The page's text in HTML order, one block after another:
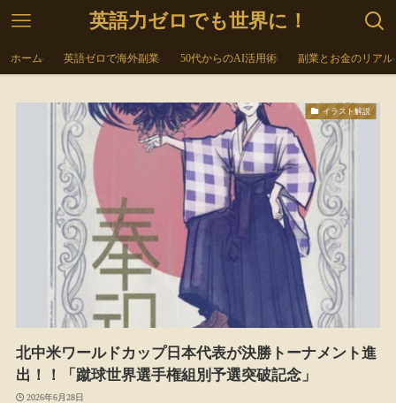
英語力ゼロでも世界に！
ホーム 英語ゼロで海外副業 50代からのAI活用術 副業とお金のリアル
イラスト解説
北中米ワールドカップ日本代表が決勝トーナメント進
出！！「蹴球世界選手権組別予選突破記念」
2026年6月28日